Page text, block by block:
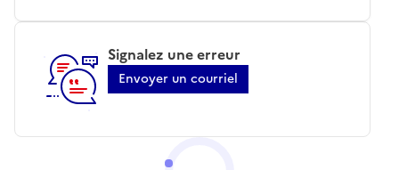
Signalez une erreur
Envoyer un courriel